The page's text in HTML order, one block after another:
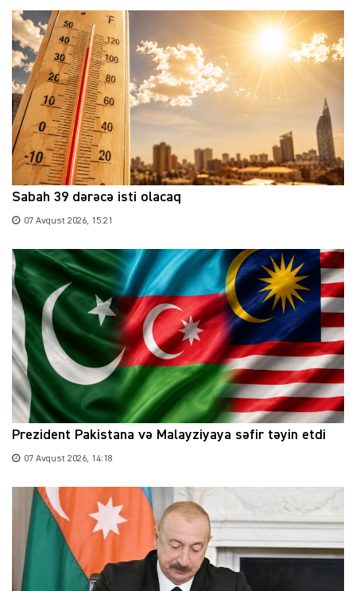
Sabah 39 dərəcə isti olacaq
07 Avqust 2026, 15:21
Prezident Pakistana və Malayziyaya səfir təyin etdi
07 Avqust 2026, 14:18